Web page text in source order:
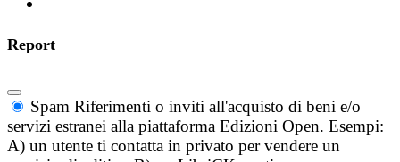
Report
Spam Riferimenti o inviti all'acquisto di beni e/o
servizi estranei alla piattaforma Edizioni Open. Esempi:
A) un utente ti contatta in privato per vendere un